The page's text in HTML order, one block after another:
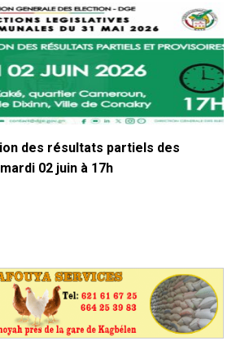
des résultats partiels des
02 juin à 17h